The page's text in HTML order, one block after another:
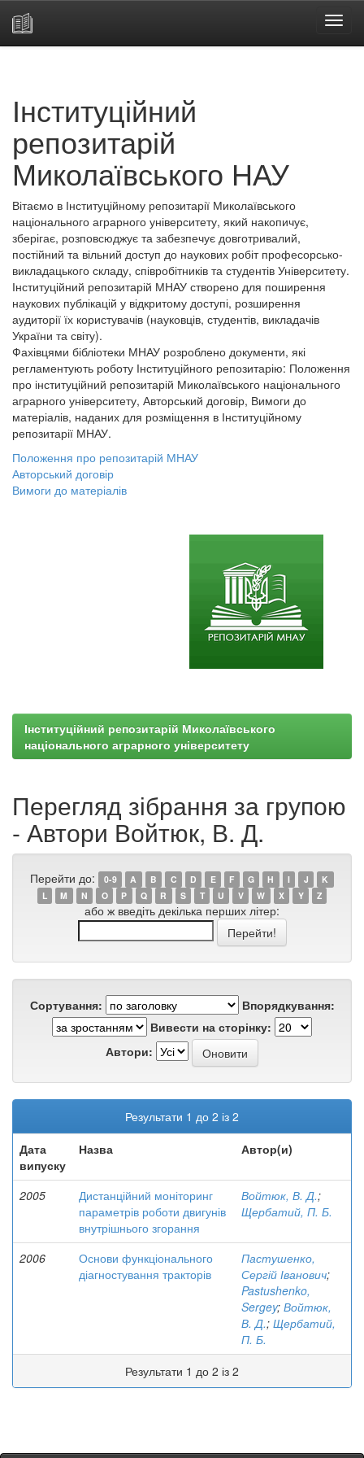
Інституційний
репозитарій
Миколаївського НАУ
Вітаємо в Інституційному репозитарії Миколаївського
національного аграрного університету, який накопичує,
зберігає, розповсюджує та забезпечує довготривалий,
постійний та вільний доступ до наукових робіт професорсько-
викладацького складу, співробітників та студентів Університету.
Інституційний репозитарій МНАУ створено для поширення
наукових публікацій у відкритому доступі, розширення
аудиторії їх користувачів (науковців, студентів, викладачів
України та світу).
Фахівцями бібліотеки МНАУ розроблено документи, які
регламентують роботу Інституційного репозитарію: Положення
про інституційний репозитарій Миколаївського національного
аграрного університету, Авторський договір, Вимоги до
матеріалів, наданих для розміщення в Інституційному
репозитарії МНАУ.
Положення про репозитарій МНАУ
Авторський договір
Вимоги до матеріалів
Інституційний репозитарій Миколаївського
національного аграрного університету
Перегляд зібрання за групою
- Автори Войтюк, В. Д.
Перейти до: 0-9 A B C D E F G H I J
K
L
M N O P Q R S T U V W X Y Z
або ж введіть декілька перших літер:
Сортування:
Впорядкування:
Вивести на сторінку:
Автори:
Результати 1 до 2 із 2
Дата
випуску
Назва Автор(и)
2005
Дистанційний моніторинг
параметрів роботи двигунів
внутрішнього згорання
Войтюк, В. Д.;
Щербатий, П. Б.
2006
Основи функціонального
діагностування тракторів
Пастушенко,
Сергій Іванович;
Pastushenko,
Sergey; Войтюк,
В. Д.; Щербатий,
П. Б.
Результати 1 до 2 із 2